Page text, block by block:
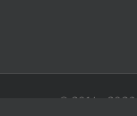
© 2014 -